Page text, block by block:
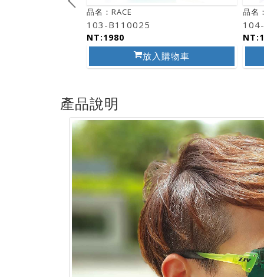
品名：RACE
103-B110025
NT:1980
放入購物車
品名
產品說明